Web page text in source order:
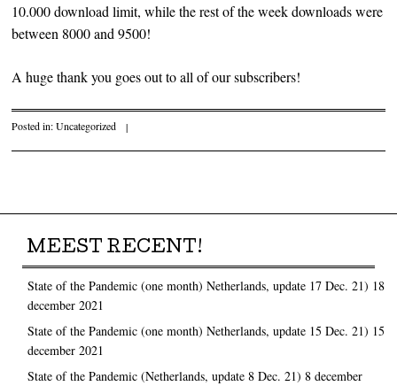
10.000 download limit, while the rest of the week downloads were
between 8000 and 9500!
A huge thank you goes out to all of our subscribers!
Posted in:Uncategorized |
MEEST RECENT!
State of the Pandemic (one month) Netherlands, update 17 Dec. 21) 18
december 2021
State of the Pandemic (one month) Netherlands, update 15 Dec. 21) 15
december 2021
State of the Pandemic (Netherlands, update 8 Dec. 21) 8 december